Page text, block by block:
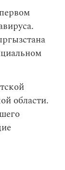
области.